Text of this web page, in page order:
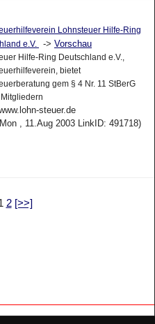
Lohnsteuer Hilfe-Ring
e.V.
-> Vorschau
Hilfe-Ring Deutschland e.V.,
bietet
gem § 4 Nr. 11 StBerG
steuer.de
, 11.Aug 2003 LinkID: 491718)
2 [>>]